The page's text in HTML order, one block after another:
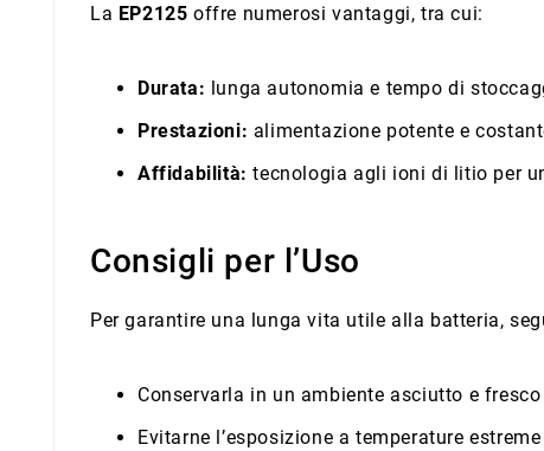
La EP2125 offre numerosi vantaggi, tra cui:
Durata: lunga autonomia e tempo di
Prestazioni: alimentazione potente e
Affidabilità: tecnologia agli ioni di litio per
Consigli per l’Uso
Per garantire una lunga vita utile alla batteria,
Conservarla in un ambiente asciutto e fresco
Evitarne l’esposizione a temperature estreme